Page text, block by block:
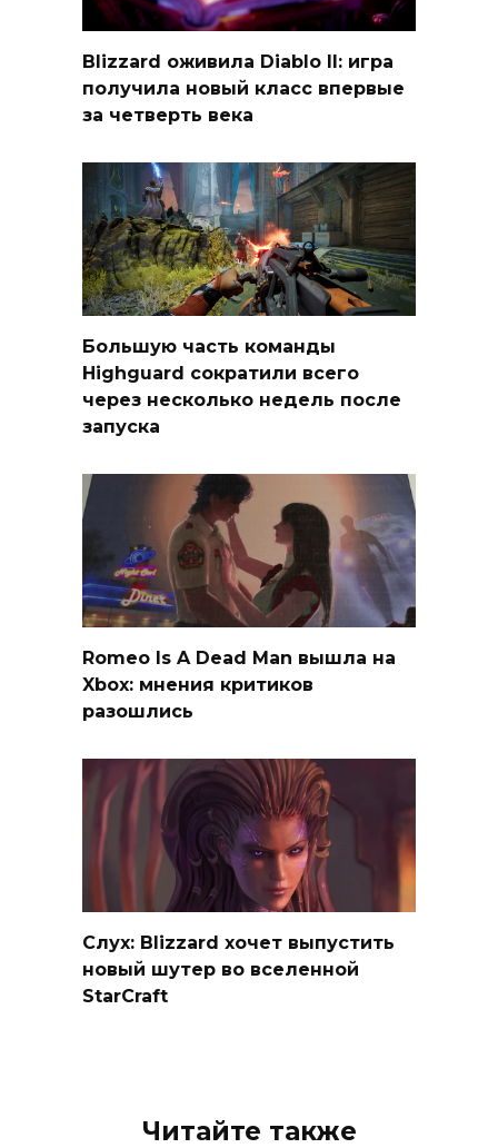
Blizzard оживила Diablo II: игра
получила новый класс впервые
за четверть века
Большую часть команды
Highguard сократили всего
через несколько недель после
запуска
Romeo Is A Dead Man вышла на
Xbox: мнения критиков
разошлись
Слух: Blizzard хочет выпустить
новый шутер во вселенной
StarCraft
Читайте также